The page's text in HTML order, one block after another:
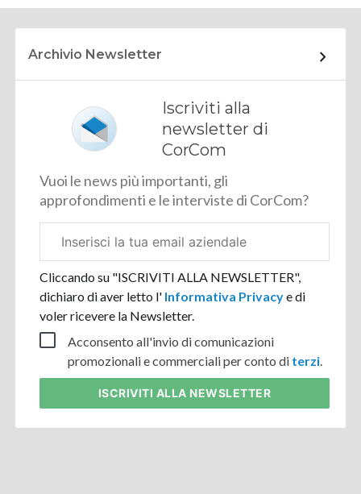
Archivio Newsletter
Iscriviti alla
newsletter di
CorCom
Vuoi le news più importanti, gli
approfondimenti e le interviste di CorCom?
aziendale
Cliccando su "ISCRIVITI ALLA NEWSLETTER",
dichiaro di aver letto l' Informativa Privacye di
voler ricevere la Newsletter.
Acconsento all'invio di comunicazioni
promozionali e commerciali per conto di terzi.
ISCRIVITI ALLA NEWSLETTER